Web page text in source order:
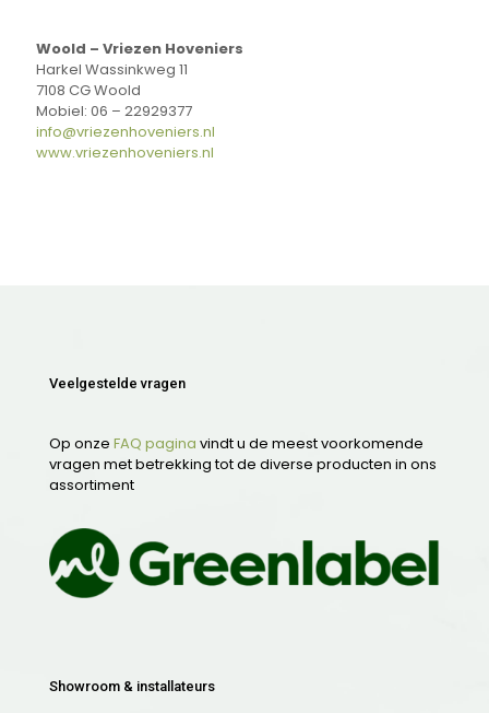
Woold – Vriezen Hoveniers
Harkel Wassinkweg 11
7108 CG Woold
Mobiel: 06 – 22929377
info@vriezenhoveniers.nl
www.vriezenhoveniers.nl
Veelgestelde vragen
Op onze FAQ pagina vindt u de meest voorkomende
vragen met betrekking tot de diverse producten in ons
assortiment
Showroom & installateurs